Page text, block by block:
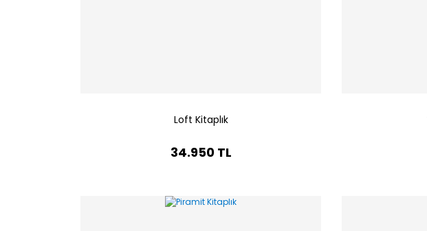
Loft Kitaplık
34.950 TL